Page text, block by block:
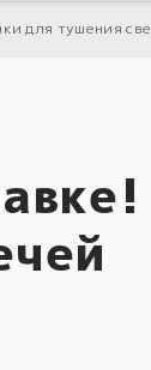
для тушения